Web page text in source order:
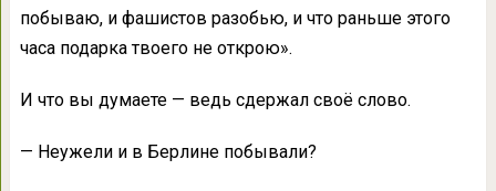
побываю, и фашистов разобью, и что раньше этого
часа подарка твоего не открою».
И что вы думаете — ведь сдержал своё слово.
— Неужели и в Берлине побывали?